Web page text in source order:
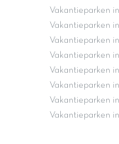
Vakantieparken
Vakantieparken
Vakantieparken
Vakantieparken
Vakantieparken
Vakantieparken
Vakantieparken
Vakantieparken